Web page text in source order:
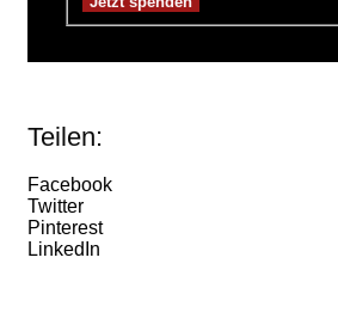
Teilen:
Facebook
Twitter
Pinterest
LinkedIn